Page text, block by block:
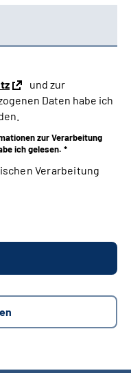
und zur
Daten habe ich
zur Verarbeitung
von personenbezogenen Informationen habe ich gelesen. *
Verarbeitung